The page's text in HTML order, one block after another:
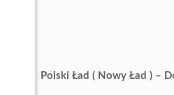
Polski Ład ( Nowy Ład ) –